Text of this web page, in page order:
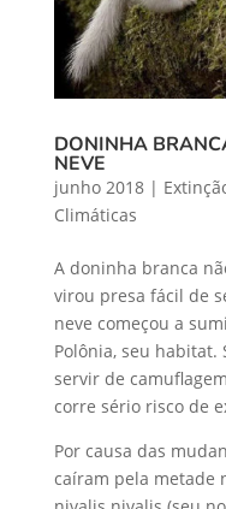
DONINHA
NEVE
junho 2018|
Climáticas
A doninha branca
virou presa fácil de
neve começou a
Polônia, seu habitat.
servir de
corre sério risco de
Por causa das
caíram pela metade